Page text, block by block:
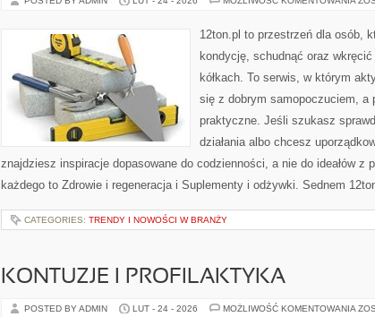
12ton.pl to przestrzeń dla osób,
kondycję, schudnąć oraz
kółkach. To serwis, w którym
się z dobrym samopoczuciem, a
praktyczne. Jeśli szukasz
działania albo chcesz
znajdziesz inspiracje dopasowane do codzienności, a nie do ideałów z
każdego to Zdrowie i regeneracja i Suplementy i odżywki. Sednem
CATEGORIES: TRENDY I NOWOŚCI W BRANŻY
KONTUZJE I PROFILAKTYKA
POSTED BY ADMIN LUT - 24 - 2026 MOŻLIWOŚĆ KOMENTOWANIA